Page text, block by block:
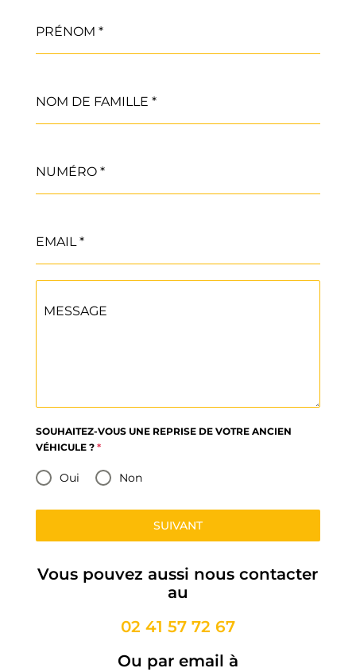
PRÉNOM *
NOM DE FAMILLE *
NUMÉRO *
EMAIL*
MESSAGE
SOUHAITEZ-VOUS UNE REPRISE DE VOTRE ANCIEN
VÉHICULE ? *
Oui Non
SUIVANT
Vous pouvez aussi nous contacter
au
02 41 57 72 67
Ou par email à